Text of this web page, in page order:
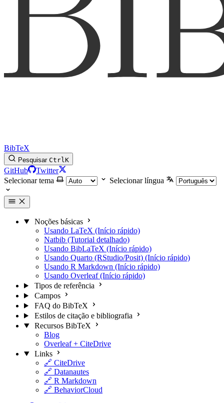
BibTeX
Pesquisar CtrlK
GitHub
Twitter
Selecionar tema
Selecionar língua
Noções básicas
Usando LaTeX (Início rápido)
Natbib (Tutorial detalhado)
Usando BibLaTeX (Início rápido)
Usando Quarto (RStudio/Posit) (Início rápido)
Usando R Markdown (Início rápido)
Usando Overleaf (Início rápido)
Tipos de referência
Campos
FAQ do BibTeX
Estilos de citação e bibliografia
Recursos BibTeX
Blog
Overleaf + CiteDrive
Links
🔗 CiteDrive
🔗 Datanautes
🔗 R Markdown
🔗 BehaviorCloud